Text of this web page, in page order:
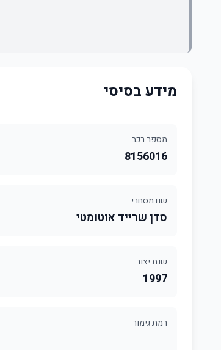
מידע בסיסי
מספר רכב
8156016
שם מסחרי
סדן שרייד אוטומטי
שנת יצור
1997
רמת גימור